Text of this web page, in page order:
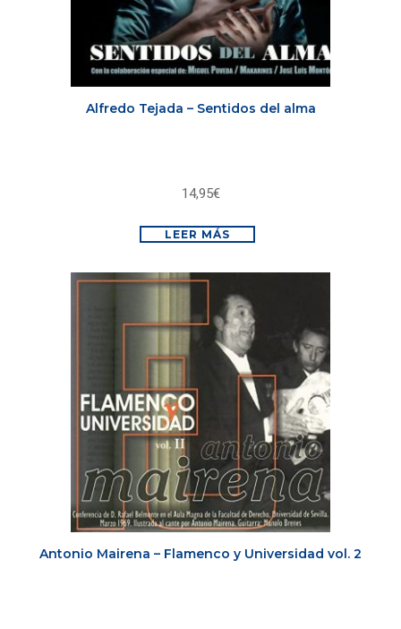
Alfredo Tejada – Sentidos del alma
14,95€
LEER MÁS
Antonio Mairena – Flamenco y Universidad vol. 2